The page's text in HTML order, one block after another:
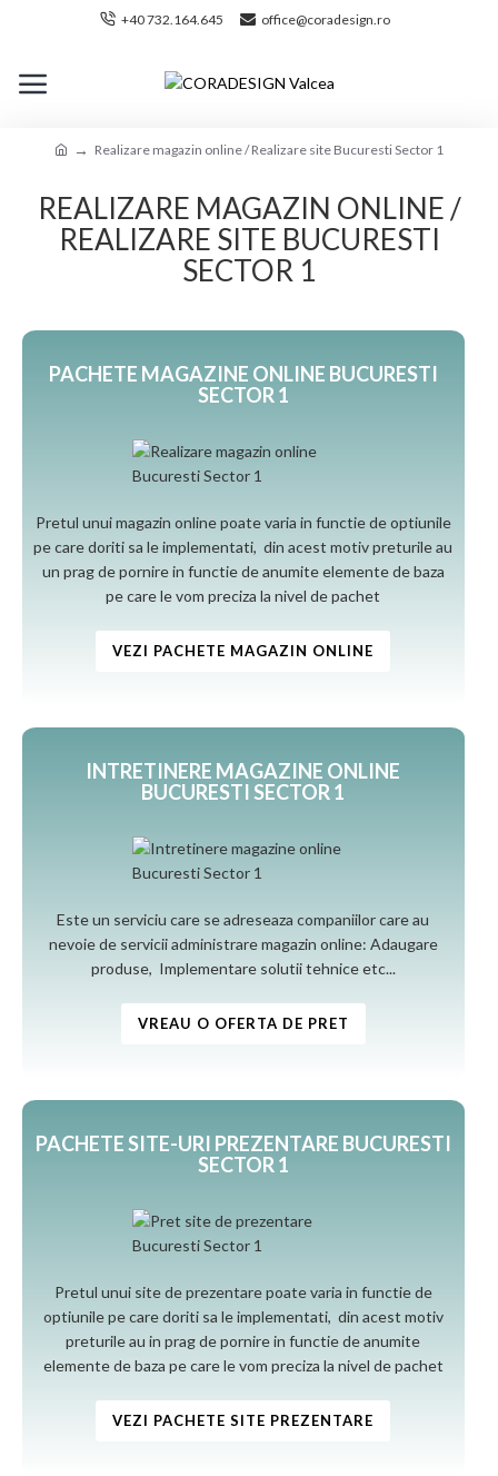
+40 732.164.645 office@coradesign.ro
Realizare magazin online / Realizare site Bucuresti Sector 1
REALIZARE MAGAZIN ONLINE /
REALIZARE SITE BUCURESTI
SECTOR 1
PACHETE MAGAZINE ONLINE BUCURESTI
SECTOR 1
Pretul unui magazin online poate varia in functie de optiunile
pe care doriti sa le implementati, din acest motiv preturile au
un prag de pornire in functie de anumite elemente de baza
pe care le vom preciza la nivel de pachet
VEZI PACHETE MAGAZIN ONLINE
INTRETINERE MAGAZINE ONLINE
BUCURESTI SECTOR 1
Este un serviciu care se adreseaza companiilor care au
nevoie de servicii administrare magazin online: Adaugare
produse, Implementare solutii tehnice etc...
VREAU O OFERTA DE PRET
PACHETE SITE-URI PREZENTARE BUCURESTI
SECTOR 1
Pretul unui site de prezentare poate varia in functie de
optiunile pe care doriti sa le implementati, din acest motiv
preturile au in prag de pornire in functie de anumite
elemente de baza pe care le vom preciza la nivel de pachet
VEZI PACHETE SITE PREZENTARE